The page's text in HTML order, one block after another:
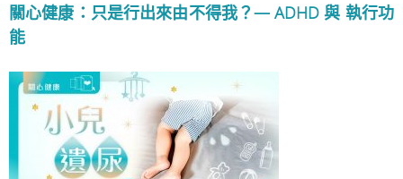
關心健康：只是行出來由不得我？— ADHD 與 執行功
能